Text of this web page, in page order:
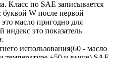
Класс по SAE записывается
буквой W после первой
масло пригодно для
индекс это показатель
использования(60 - масло